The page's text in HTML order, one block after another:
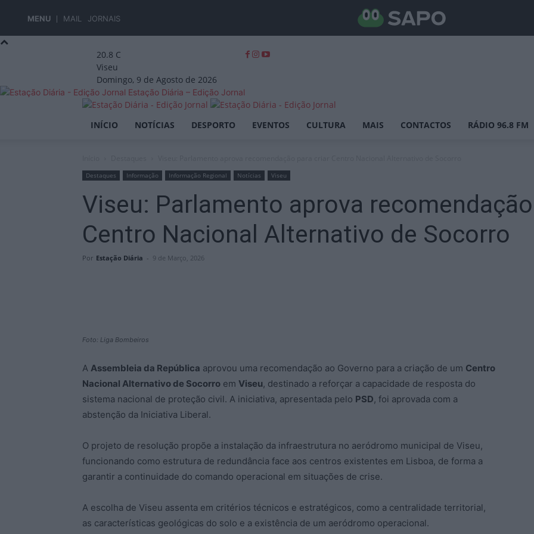
MENU MAIL JORNAIS
20.8 C
Viseu
Domingo, 9 de Agosto de 2026
Estação Diária – Edição Jornal
INÍCIO NOTÍCIAS DESPORTO EVENTOS CULTURA MAIS CONTACTOS RÁDIO 96.8 FM
Destaques Informação Informação Regional Notícias Viseu
Viseu: Parlamento aprova
Centro Nacional Alternativo de Socorro
Por Estação Diária - 9 de Março, 2026
Foto: Liga Bombeiros
A Assembleia da República aprovou uma recomendação ao Governo para a criação de um Centro
Nacional Alternativo de Socorro em Viseu, destinado a reforçar a capacidade de resposta do
sistema nacional de proteção civil. A iniciativa, apresentada pelo PSD, foi aprovada com a
abstenção da Iniciativa Liberal.
O projeto de resolução propõe a instalação da infraestrutura no aeródromo municipal de Viseu,
funcionando como estrutura de redundância face aos centros existentes em Lisboa, de forma a
garantir a continuidade do comando operacional em situações de crise.
A escolha de Viseu assenta em critérios técnicos e estratégicos, como a centralidade territorial,
as características geológicas do solo e a existência de um aeródromo operacional.